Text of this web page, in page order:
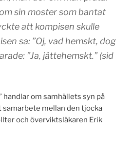
sin moster som bantat
att kompisen skulle
sa: ”Oj, vad hemskt, dog
”Ja, jättehemskt.” (sid
handlar om samhällets syn på
samarbete mellan den tjocka
och överviktsläkaren Erik